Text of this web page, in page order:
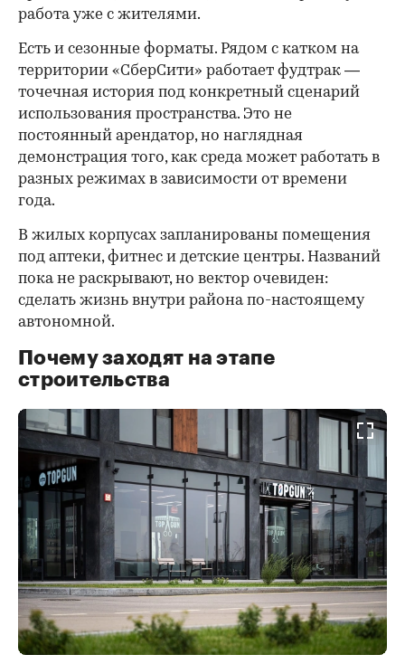
работа уже с жителями.
Есть и сезонные форматы. Рядом с катком на
территории «СберСити» работает фудтрак —
точечная история под конкретный сценарий
использования пространства. Это не
постоянный арендатор, но наглядная
демонстрация того, как среда может работать в
разных режимах в зависимости от времени
года.
В жилых корпусах запланированы помещения
под аптеки, фитнес и детские центры. Названий
пока не раскрывают, но вектор очевиден:
сделать жизнь внутри района по-настоящему
автономной.
Почему заходят на этапе
строительства